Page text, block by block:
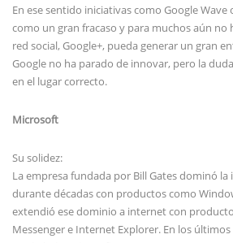
En ese sentido iniciativas como Google Wave
como un gran fracaso y para muchos aún no
red social, Google+, pueda generar un gran
Google no ha parado de innovar, pero la
en el lugar correcto.
Microsoft
Su solidez:
La empresa fundada por Bill Gates dominó
durante décadas con productos como
extendió ese dominio a internet con
Messenger e Internet Explorer. En los